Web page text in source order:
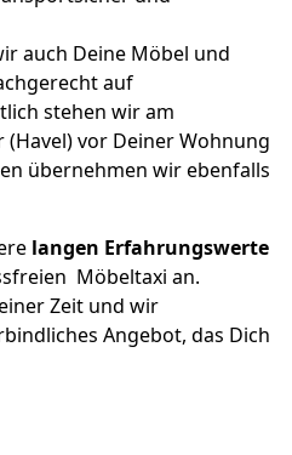
auch Deine Möbel und
auf
stehen wir am
vor Deiner Wohnung
übernehmen wir ebenfalls
langen Erfahrungswerte
Möbeltaxi an.
Zeit und wir
Angebot, das Dich